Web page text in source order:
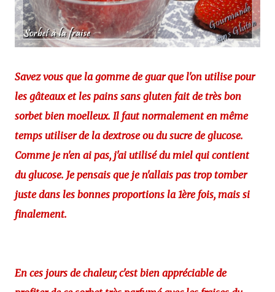
Savez vous que la gomme de guar que l'on utilise pour
les gâteaux et les pains sans gluten fait de très bon
sorbet bien moelleux. Il faut normalement en même
temps utiliser de la dextrose ou du sucre de glucose.
Comme je n'en ai pas, j'ai utilisé du miel qui contient
du glucose. Je pensais que je n'allais pas trop tomber
juste dans les bonnes proportions la 1ère fois, mais si
finalement.
En ces jours de chaleur, c'est bien appréciable de